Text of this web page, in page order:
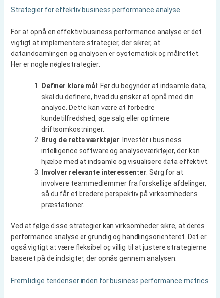
Strategier for effektiv business performance analyse
For at opnå en effektiv business performance analyse er det
vigtigt at implementere strategier, der sikrer, at
dataindsamlingen og analysen er systematisk og målrettet.
Her er nogle nøglestrategier:
Definer klare mål : Før du begynder at indsamle data,
skal du definere, hvad du ønsker at opnå med din
analyse. Dette kan være at forbedre
kundetilfredshed, øge salg eller optimere
driftsomkostninger.
Brug de rette værktøjer: Investér i business
intelligence software og analyseværktøjer, der kan
hjælpe med at indsamle og visualisere data effektivt.
Involver relevante interessenter: Sørg for at
involvere teammedlemmer fra forskellige afdelinger,
så du får et bredere perspektiv på virksomhedens
præstationer.
Ved at følge disse strategier kan virksomheder sikre, at deres
performance analyse er grundig og handlingsorienteret. Det er
også vigtigt at være fleksibel og villig til at justere strategierne
baseret på de indsigter, der opnås gennem analysen.
Fremtidige tendenser inden for business performance metrics